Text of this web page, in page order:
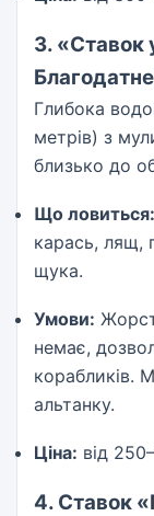
3. «Ставок
Глибока
метрів) з
близько до
Що ловиться:
карась, лящ,
щука.
Умови:
немає,
корабликів.
альтанку.
Ціна: від
4. Ставок